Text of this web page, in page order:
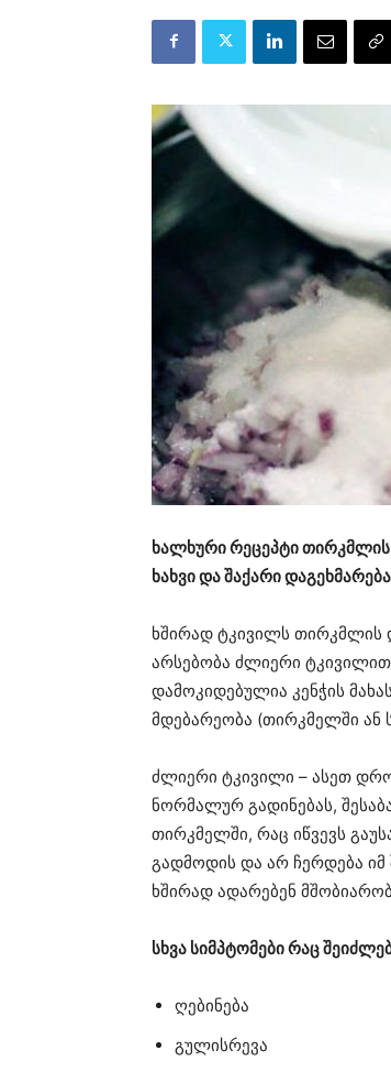
ხალხური რეცეპტი თირკმლის
ხახვი და შაქარი
ხშირად ტკივილს თირკმლის
არსებობა ძლიერი ტკივილით
დამოკიდებულია კენჭის
მდებარეობა (თირკმელში ან
ძლიერი ტკივილი – ასეთ
ნორმალურ გადინებას,
თირკმელში, რაც იწვევს
გადმოდის და არ ჩერდება იმ
ხშირად ადარებენ
სხვა სიმპტომები რაც
ღებინება
გულისრევა